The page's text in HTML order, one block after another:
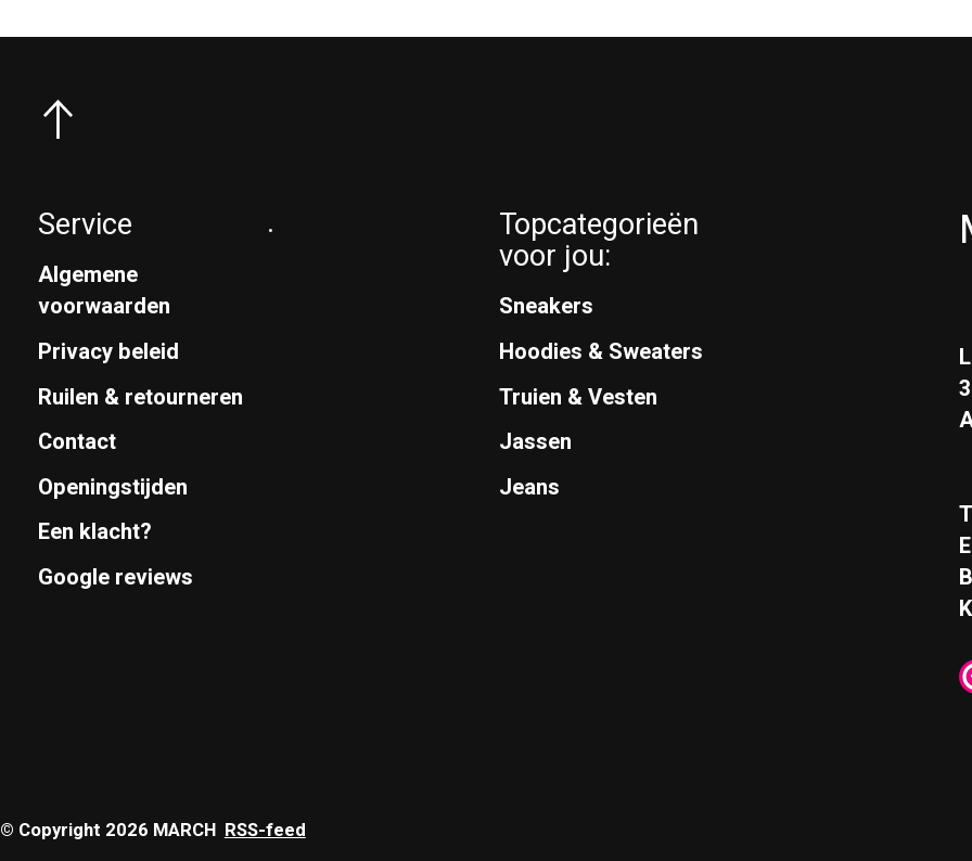
Service
Algemene
voorwaarden
Privacy beleid
Ruilen & retourneren
Contact
Openingstijden
Een klacht?
Google reviews
. Topcategorieën
voor jou:
Sneakers
Hoodies & Sweaters
Truien & Vesten
Jassen
Jeans
© Copyright 2026 MARCH RSS-feed